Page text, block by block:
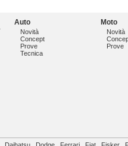
Auto
Novità
Concept
Prove
Tecnica
Moto
Novità
Prove
Daihatsu Dodge Ferrari Fiat Fisker